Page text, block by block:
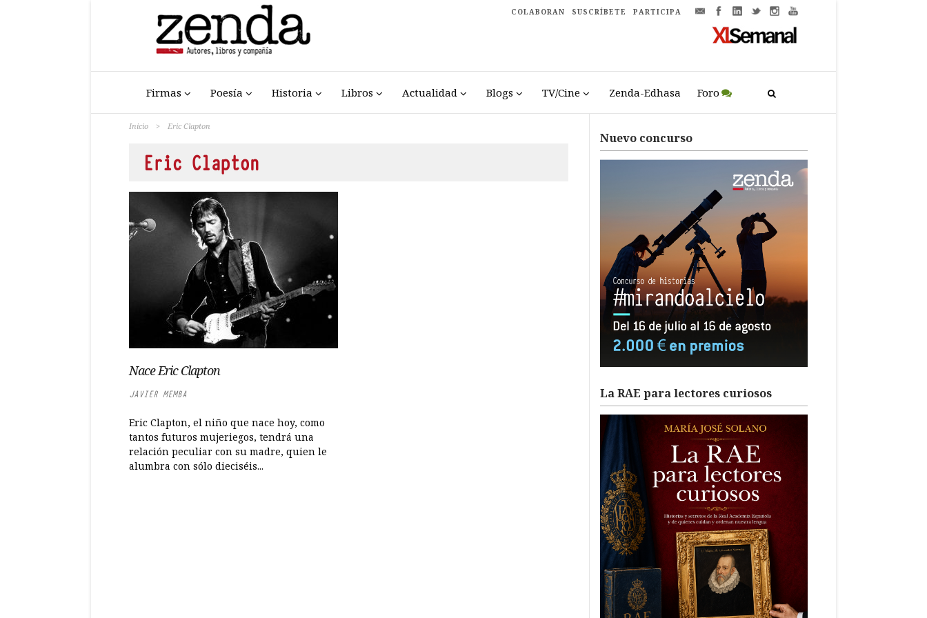
COLABORAN SUSCRÍBETE PARTICIPA
Firmas Poesía Historia Libros Actualidad Blogs TV/Cine Zenda-Edhasa Foro
Inicio > Eric Clapton
Eric Clapton
Nace Eric Clapton
JAVIER MEMBA
Eric Clapton, el niño que nace hoy, como
tantos futuros mujeriegos, tendrá una
relación peculiar con su madre, quien le
alumbra con sólo dieciséis...
Nuevo concurso
La RAE para lectores curiosos